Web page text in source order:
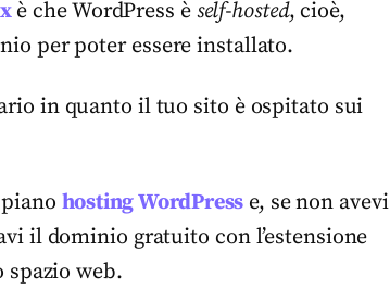
è che WordPress è self-hosted, cioè,
per poter essere installato.
in quanto il tuo sito è ospitato sui
hosting WordPress e, se non avevi
il dominio gratuito con l’estensione
spazio web.